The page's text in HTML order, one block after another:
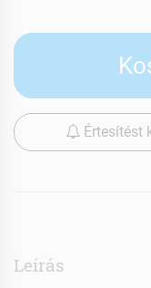
Értesítést
Leírás